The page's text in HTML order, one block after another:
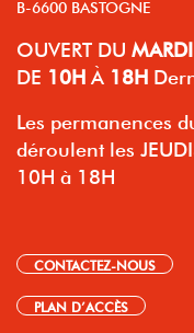
B-6600 BASTOGNE
OUVERT DU MARDI
DE 10H À 18H
Les permanences
déroulent les
10H à 18H
CONTACTEZ-NOUS
PLAN D’ACCÈS